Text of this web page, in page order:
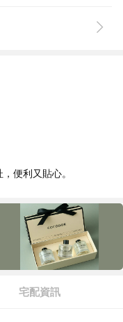
便利又貼心。
宅配資訊